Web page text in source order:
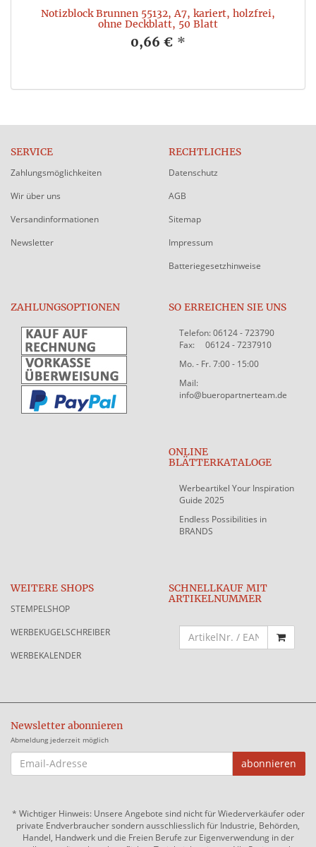
Notizblock Brunnen 55132, A7, kariert, holzfrei,
ohne Deckblatt, 50 Blatt
0,66 € *
SERVICE
Zahlungsmöglichkeiten
Wir über uns
Versandinformationen
Newsletter
RECHTLICHES
Datenschutz
AGB
Sitemap
Impressum
Batteriegesetzhinweise
ZAHLUNGSOPTIONEN SO ERREICHEN SIE UNS
Telefon: 06124 - 723790
Fax: 06124 - 7237910
Mo. - Fr. 7:00 - 15:00
Mail:
info@bueropartnerteam.de
ONLINE
BLÄTTERKATALOGE
Werbeartikel Your Inspiration
Guide 2025
Endless Possibilities in
BRANDS
WEITERE SHOPS
STEMPELSHOP
WERBEKUGELSCHREIBER
WERBEKALENDER
SCHNELLKAUF MIT
ARTIKELNUMMER
Newsletter abonnieren
Abmeldung jederzeit möglich
EMAIL-
ADRESSE
abonnieren
* Wichtiger Hinweis: Unsere Angebote sind nicht für Wiederverkäufer oder
private Endverbraucher sondern ausschliesslich für Industrie, Behörden,
Handel, Handwerk und die Freien Berufe zur Eigenverwendung in der